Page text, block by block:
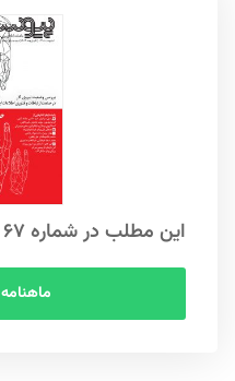
این مطلب در شماره ۶۷ پیوست منتشر شده است.
ماهنامه ۶۷ پیوست